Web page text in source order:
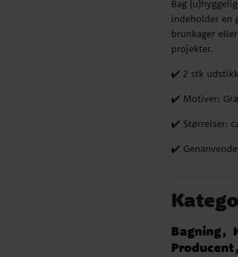
Bag
indeholder en
brunkager
projekter.
✔️ 2 stk
✔️ Motiver:
✔️ Størrelser:
✔️
Bagning
Producent